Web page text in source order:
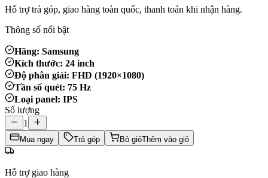
Hỗ trợ trả góp, giao hàng toàn quốc, thanh toán khi nhận hàng.
Thông số nổi bật
Hãng: Samsung
Kích thước: 24 inch
Độ phân giải: FHD (1920×1080)
Tần số quét: 75 Hz
Loại panel: IPS
Số lượng
1
Mua ngay Trả góp Bỏ giỏThêm vào giỏ
Hỗ trợ giao hàng